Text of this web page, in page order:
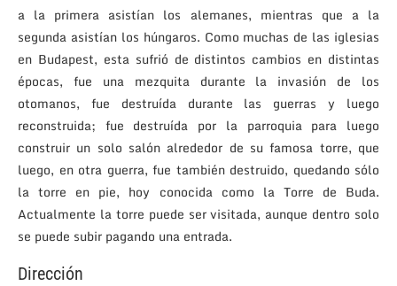
a la primera asistían los alemanes, mientras que a la
segunda asistían los húngaros. Como muchas de las iglesias
en Budapest, esta sufrió de distintos cambios en distintas
épocas, fue una mezquita durante la invasión de los
otomanos, fue destruída durante las guerras y luego
reconstruida; fue destruída por la parroquia para luego
construir un solo salón alrededor de su famosa torre, que
luego, en otra guerra, fue también destruido, quedando sólo
la torre en pie, hoy conocida como la Torre de Buda.
Actualmente la torre puede ser visitada, aunque dentro solo
se puede subir pagando una entrada.
Dirección